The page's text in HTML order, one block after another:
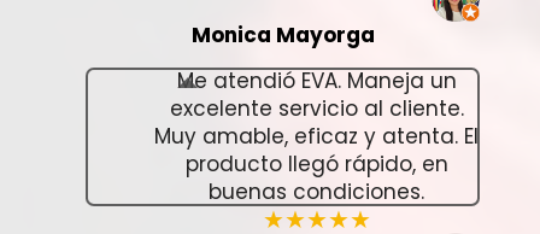
Monica Mayorga
Me atendió EVA. Maneja un
excelente servicio al cliente.
Muy amable, eficaz y atenta. El
producto llegó rápido, en
buenas condiciones.
★★★★★